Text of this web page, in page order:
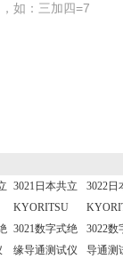
如：三加四=7
3021日本共立
KYORITSU
3021数字式绝
缘导通测试仪
3022日
3022数
导通测